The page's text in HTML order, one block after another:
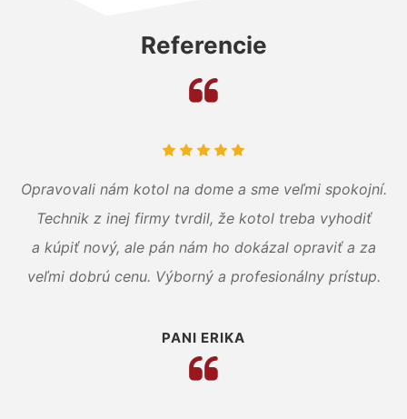
Referencie
Opravovali nám kotol na dome a sme veľmi spokojní.
Technik z inej firmy tvrdil, že kotol treba vyhodiť
a kúpiť nový, ale pán nám ho dokázal opraviť a za
veľmi dobrú cenu. Výborný a profesionálny prístup.
PANI ERIKA